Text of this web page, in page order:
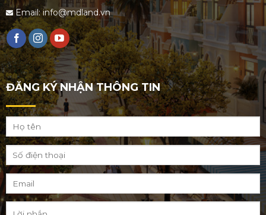
Email: info@mdland.vn
ĐĂNG KÝ NHẬN THÔNG TIN